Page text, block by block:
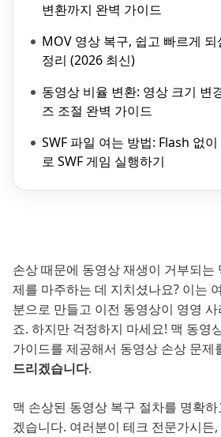
변환까지 완벽 가이드
MOV 영상 복구, 쉽고 빠르게
정리 (2026 최신)
동영상 비율 변환: 영상 크기 변
즈 조절 완벽 가이드
SWF 파일 여는 방법: Flash 없이
로 SWF 게임 실행하기
손상 때문에 동영상 재생이 거부되는
제를 마주하는 데 지치셨나요? 이는
분으로 만들고 이전 동영상이 영영
죠. 하지만 걱정하지 마세요! 맥 동영
가이드를 제공해서 동영상 손상 문제
드리겠습니다.
맥 손상된 동영상 복구 절차를 명확
겠습니다. 여러분이 테크 전문가시든